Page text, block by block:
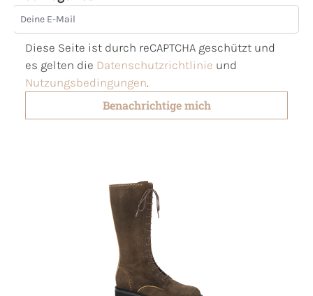
Deine E-Mail
Diese Seite ist durch reCAPTCHA geschützt und
es gelten die Datenschutzrichtlinie und
Nutzungsbedingungen.
Benachrichtige mich